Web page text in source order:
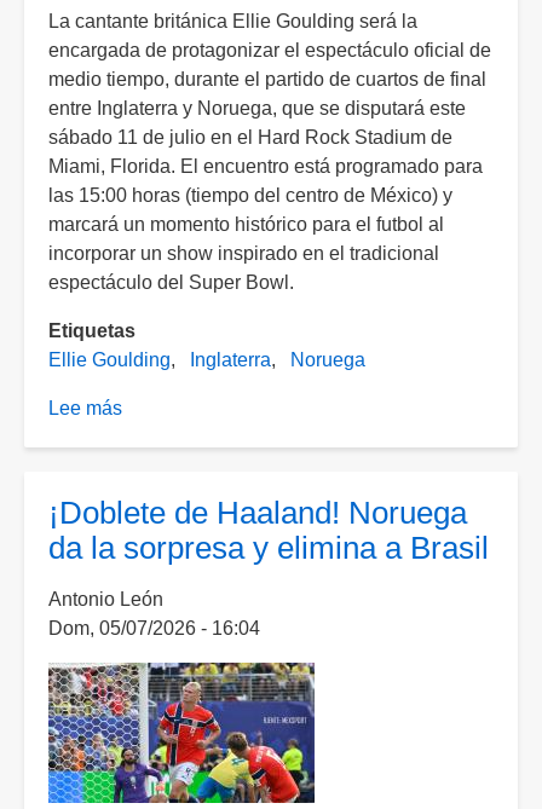
La cantante británica Ellie Goulding será la
encargada de protagonizar el espectáculo oficial de
medio tiempo, durante el partido de cuartos de final
entre Inglaterra y Noruega, que se disputará este
sábado 11 de julio en el Hard Rock Stadium de
Miami, Florida. El encuentro está programado para
las 15:00 horas (tiempo del centro de México) y
marcará un momento histórico para el futbol al
incorporar un show inspirado en el tradicional
espectáculo del Super Bowl.
Etiquetas
Ellie Goulding
Inglaterra Noruega
Lee más
el
espectáculo
medio
tiempo
durante
el
partido
de
Inglaterra
¡Doblete de Haaland! Noruega
da la sorpresa y elimina a Brasil
Antonio León
Dom, 05/07/2026 - 16:04